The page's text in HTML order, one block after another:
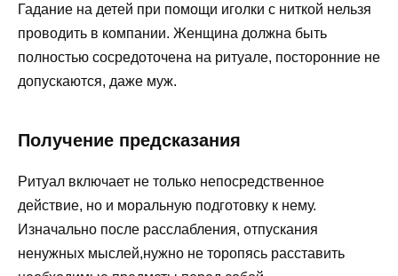
Гадание на детей при помощи иголки с ниткой нельзя
проводить в компании. Женщина должна быть
полностью сосредоточена на ритуале, посторонние не
допускаются, даже муж.
Получение предсказания
Ритуал включает не только непосредственное
действие, но и моральную подготовку к нему.
Изначально после расслабления, отпускания
ненужных мыслей,нужно не торопясь расставить